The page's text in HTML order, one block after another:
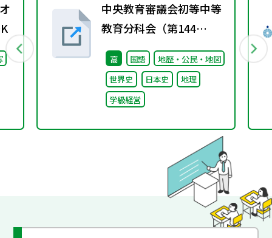
中央教育審議会初等中等
教育分科会（第144
回） 配付資料
高 国語
地歴・公民・地図
世界史
日本史
地理
学級経営